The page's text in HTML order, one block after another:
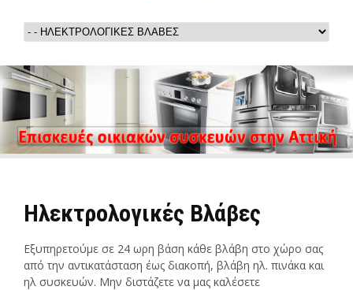
Ηλεκτρολογικές Βλάβες
Εξυπηρετούμε σε 24 ωρη βάση κάθε βλάβη στο χώρο σας
από την αντικατάσταση έως διακοπή, βλάβη ηλ. πινάκα και
ηλ συσκευών. Μην διστάζετε να μας καλέσετε